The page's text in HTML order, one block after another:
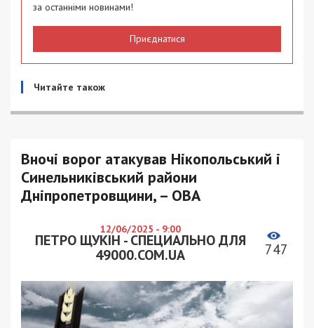
за останніми новинами!
Приєднатися
Читайте також
Вночі ворог атакував Нікопольський і
Синельниківський райони
Дніпропетровщини, – ОВА
12/06/2025 - 9:00
ПЕТРО ЩУКІН - СПЕЦИАЛЬНО ДЛЯ
49000.COM.UA
747